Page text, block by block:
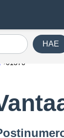
HAE
01370